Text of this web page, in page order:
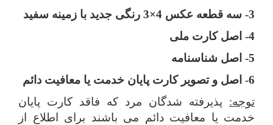
3- سه قطعه عکس 4×3 رنگی جدید با زمینه سفید
4- اصل کارت ملی
5- اصل شناسنامه
6- اصل و تصویر کارت پایان خدمت یا معافیت دائم
توجه: پذیرفته شدگان مرد که فاقد کارت پایان
خدمت یا معافیت دائم می باشند برای اطلاع از